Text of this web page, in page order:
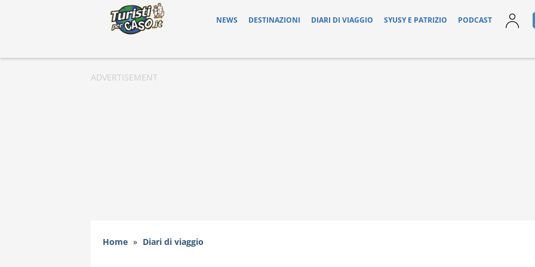
NEWS DESTINAZIONI DIARI DI VIAGGIO SYUSY E PATRIZIO PODCAST
Home » Diari di viaggio